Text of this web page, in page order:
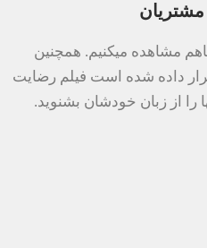
مشاهده میکنیم. همچنین
قرار داده شده است فیلم رضایت
را از زبان خودشان بشنوید.